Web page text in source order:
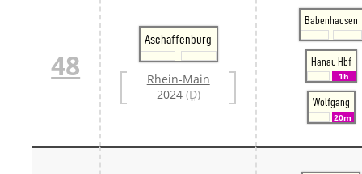
48
Aschaffenburg
Rhein-Main
2024 (D)
Babenhausen
Hanau Hbf
1h
Wolfgang
20m